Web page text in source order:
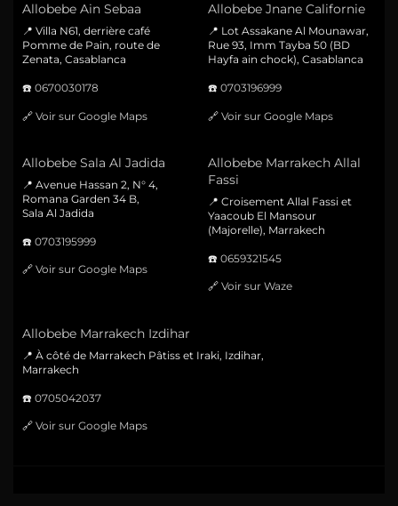
Allobebe Ain Sebaa
📍 Villa N61, derrière café
Pomme de Pain, route de
Zenata, Casablanca
☎️ 0670030178
🔗 Voir sur Google Maps
Allobebe Jnane Californie
📍 Lot Assakane Al Mounawar,
Rue 93, Imm Tayba 50 (BD
Hayfa ain chock), Casablanca
☎️ 0703196999
🔗 Voir sur Google Maps
Allobebe Sala Al Jadida
📍 Avenue Hassan 2, N° 4,
Romana Garden 34 B,
Sala Al Jadida
☎️ 0703195999
🔗 Voir sur Google Maps
Allobebe Marrakech Allal
Fassi
📍 Croisement Allal Fassi et
Yaacoub El Mansour
(Majorelle), Marrakech
☎️ 0659321545
🔗 Voir sur Waze
Allobebe Marrakech Izdihar
📍 À côté de Marrakech Pâtiss et Iraki, Izdihar,
Marrakech
☎️ 0705042037
🔗 Voir sur Google Maps